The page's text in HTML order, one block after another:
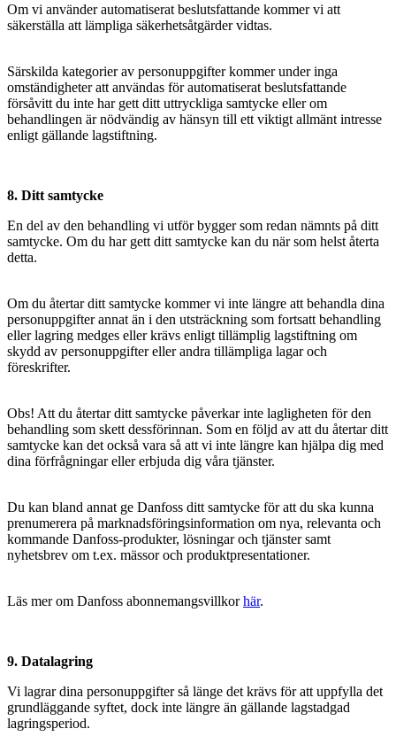
Om vi använder automatiserat beslutsfattande kommer vi att
säkerställa att lämpliga säkerhetsåtgärder vidtas.
Särskilda kategorier av personuppgifter kommer under inga
omständigheter att användas för automatiserat beslutsfattande
försåvitt du inte har gett ditt uttryckliga samtycke eller om
behandlingen är nödvändig av hänsyn till ett viktigt allmänt intresse
enligt gällande lagstiftning.
8. Ditt samtycke
En del av den behandling vi utför bygger som redan nämnts på ditt
samtycke. Om du har gett ditt samtycke kan du när som helst återta
detta.
Om du återtar ditt samtycke kommer vi inte längre att behandla dina
personuppgifter annat än i den utsträckning som fortsatt behandling
eller lagring medges eller krävs enligt tillämplig lagstiftning om
skydd av personuppgifter eller andra tillämpliga lagar och
föreskrifter.
Obs! Att du återtar ditt samtycke påverkar inte lagligheten för den
behandling som skett dessförinnan. Som en följd av att du återtar ditt
samtycke kan det också vara så att vi inte längre kan hjälpa dig med
dina förfrågningar eller erbjuda dig våra tjänster.
Du kan bland annat ge Danfoss ditt samtycke för att du ska kunna
prenumerera på marknadsföringsinformation om nya, relevanta och
kommande Danfoss-produkter, lösningar och tjänster samt
nyhetsbrev om t.ex. mässor och produktpresentationer.
Läs mer om Danfoss abonnemangsvillkorhär.
9. Datalagring
Vi lagrar dina personuppgifter så länge det krävs för att uppfylla det
grundläggande syftet, dock inte längre än gällande lagstadgad
lagringsperiod.